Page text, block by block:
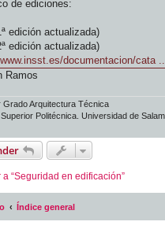
de ediciones:
edición actualizada)
edición actualizada)
documentacion/cata
Ramos
Grado Arquitectura Técnica
Politécnica. Universidad de
a “Seguridad en edificación”
Índice general